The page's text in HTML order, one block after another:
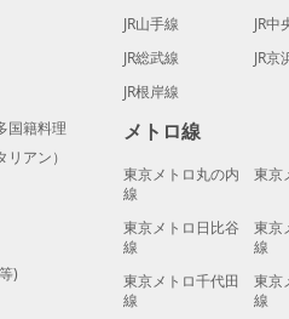
国籍料理
アン）
)
JR山手線
JR中
JR総武線
JR京
JR根岸線
メトロ線
東京メトロ丸の内
線
東京
東京メトロ日比谷
線
東京
線
東京メトロ千代田
線
東京
線